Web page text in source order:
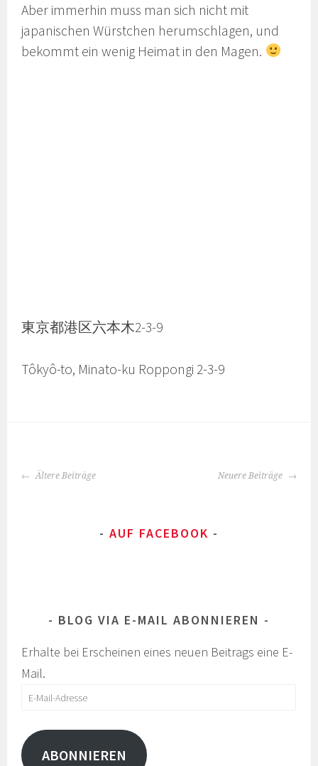
Aber immerhin muss man sich nicht mit
japanischen Würstchen herumschlagen, und
bekommt ein wenig Heimat in den Magen.
東京都港区六本木2-3-9
Tôkyô-to, Minato-ku Roppongi 2-3-9
BEITRAGS-
NAVIGATION
Ältere Beiträge Neuere Beiträge
AUF FACEBOOK
BLOG VIA E-MAIL ABONNIEREN
Erhalte bei Erscheinen eines neuen Beitrags eine E-
Mail.
E-
Adresse
ABONNIEREN